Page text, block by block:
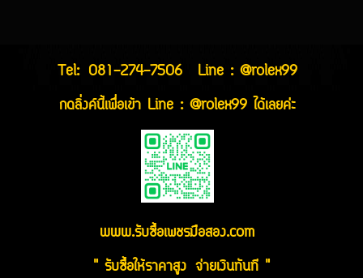
Tel: 081-274-7506
Line : @rolex99
กดลิ่งค์นี้เพื่อเข้า Line : @rolex99 ได้เลยค่ะ
www.รับซื้อเพชรมือสอง.com
" รับซื้อให้ราคาสูง จ่ายเงินทันที "